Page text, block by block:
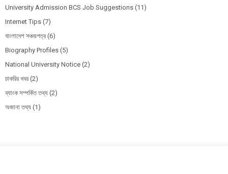
University Admission BCS Job Suggestions (11)
Internet Tips (7)
বাংলাদেশ সঞ্চয়পত্র (6)
Biography Profiles (5)
National University Notice (2)
চাকরির খবর (2)
ব্যাংক সম্পর্কিত তথ্য (2)
অজানা তথ্য (1)